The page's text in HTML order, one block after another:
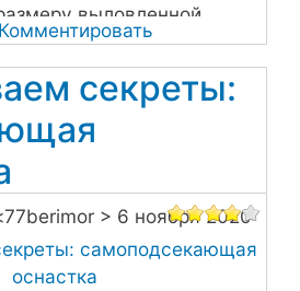
выловленной
Комментировать
секреты:
77berimor > 6 ноября 2020